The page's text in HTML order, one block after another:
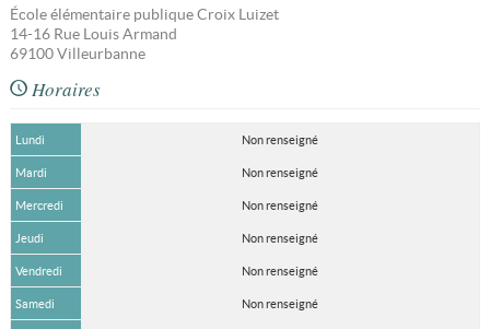
École élémentaire publique Croix Luizet
14-16 Rue Louis Armand
69100 Villeurbanne
Horaires
Lundi Non renseigné
Mardi Non renseigné
Mercredi Non renseigné
Jeudi Non renseigné
Vendredi Non renseigné
Samedi Non renseigné